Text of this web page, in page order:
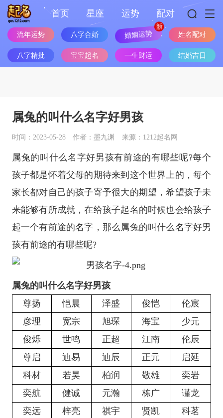
首页 星座 运势 配对
流年运势 八字合婚 婚姻运势 姓名配对
八字精批 宝宝起名 一生财运 结婚吉日
属兔的叫什么名字好男孩
时间：2023-05-28 作者：墨九渊 来源：1212起名网
属兔的叫什么名字好男孩有前途的有哪些呢?每个
孩子都是怀着父母的期待来到这个世界上的，每个
家长都对自己的孩子寄予很大的期望，希望孩子未
来能够有所成就，在给孩子起名的时候也会给孩子
起一个有前途的名字，那么属兔的叫什么名字好男
孩有前途的有哪些呢?
属兔的叫什么名字好男孩
尊扬
恺晨 泽盛 俊恺
伦宸
彦理
宽宗 旭琛 海宝
少元
俊烁
世鸣 正超 江南
伦辰
尊启
迪易 迪辰 正元
启延
科材
若昊 柏润 敬雄
奕岩
奕航
健诚 元瀚 栋广
谨龙
奕远
梓亮 祺宇 贤凯
科茗